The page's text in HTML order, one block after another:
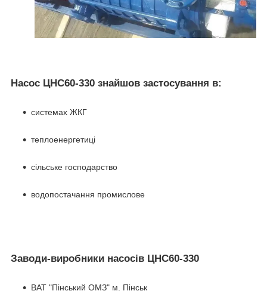
Насос ЦНС60-330 знайшов застосування в:
системах ЖКГ
теплоенергетиці
сільське господарство
водопостачання промислове
Заводи-виробники насосів ЦНС60-330
ВАТ "Пінський ОМЗ" м. Пінськ